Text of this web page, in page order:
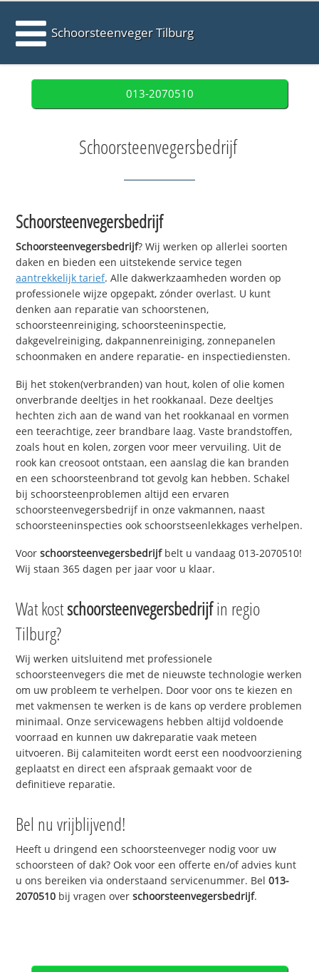
Schoorsteenveger Tilburg
013-2070510
Schoorsteenvegersbedrijf
Schoorsteenvegersbedrijf
Schoorsteenvegersbedrijf? Wij werken op allerlei soorten
daken en bieden een uitstekende service tegen
aantrekkelijk tarief. Alle dakwerkzaamheden worden op
professionele wijze opgepakt, zónder overlast. U kunt
denken aan reparatie van schoorstenen,
schoorsteenreiniging, schoorsteeninspectie,
dakgevelreiniging, dakpannenreiniging, zonnepanelen
schoonmaken en andere reparatie- en inspectiediensten.
Bij het stoken(verbranden) van hout, kolen of olie komen
onverbrande deeltjes in het rookkanaal. Deze deeltjes
hechten zich aan de wand van het rookkanaal en vormen
een teerachtige, zeer brandbare laag. Vaste brandstoffen,
zoals hout en kolen, zorgen voor meer vervuiling. Uit de
rook kan creosoot ontstaan, een aanslag die kan branden
en een schoorsteenbrand tot gevolg kan hebben. Schakel
bij schoorsteenproblemen altijd een ervaren
schoorsteenvegersbedrijf in onze vakmannen, naast
schoorsteeninspecties ook schoorstseenlekkages verhelpen.
Voorschoorsteenvegersbedrijfbelt u vandaag 013-2070510!
Wij staan 365 dagen per jaar voor u klaar.
Wat kostschoorsteenvegersbedrijfin regio
Tilburg?
Wij werken uitsluitend met professionele
schoorsteenvegers die met de nieuwste technologie werken
om uw probleem te verhelpen. Door voor ons te kiezen en
met vakmensen te werken is de kans op verdere problemen
minimaal. Onze servicewagens hebben altijd voldoende
voorraad en kunnen uw dakreparatie vaak meteen
uitvoeren. Bij calamiteiten wordt eerst een noodvoorziening
geplaatst en direct een afspraak gemaakt voor de
definitieve reparatie.
Bel nu vrijblijvend!
Heeft u dringend een schoorsteenveger nodig voor uw
schoorsteen of dak? Ook voor een offerte en/of advies kunt
u ons bereiken via onderstaand servicenummer. Bel013-
2070510 bij vragen overschoorsteenvegersbedrijf.